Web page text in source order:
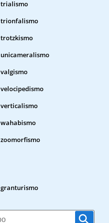
trialismo
trionfalismo
trotzkismo
unicameralismo
valgismo
velocipedismo
verticalismo
wahabismo
zoomorfismo
granturismo